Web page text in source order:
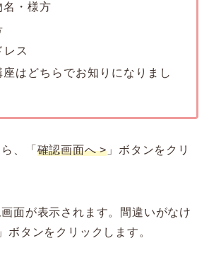
名・様方
レス
座はどちらでお知りになりまし
、「 確認画面へ > 」ボタンをクリ
面が表示されます。間違いがなけ
」ボタンをクリックします。